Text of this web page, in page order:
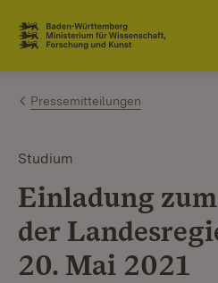
Zum Inhalt springen
Link zur Startseite
Pressemitteilungen
Studium
Einladung
der
20. Mai 2021